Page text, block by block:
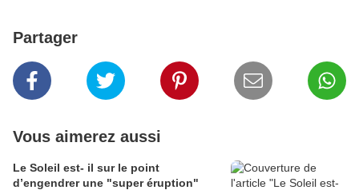
Partager
Vous aimerez aussi
Le Soleil est- il sur le point
d’engendrer une "super éruption"